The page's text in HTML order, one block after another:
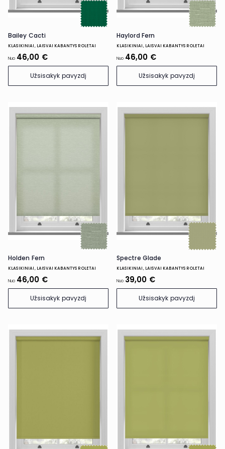
Bailey Cacti
KLASIKINIAI, LAISVAI KABANTYS ROLETAI
Nuo 46,00 €
Užsisakyk pavyzdį
Haylord Fern
KLASIKINIAI, LAISVAI KABANTYS ROLETAI
Nuo 46,00 €
Užsisakyk pavyzdį
Holden Fern
KLASIKINIAI, LAISVAI KABANTYS ROLETAI
Nuo 46,00 €
Užsisakyk pavyzdį
Spectre Glade
KLASIKINIAI, LAISVAI KABANTYS ROLETAI
Nuo 39,00 €
Užsisakyk pavyzdį